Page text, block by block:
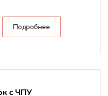
Подробнее
с ЧПУ